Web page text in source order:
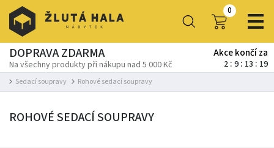
0
DOPRAVA ZDARMA
Na všechny produkty při nákupu nad 5 000 Kč
Akce končí za
2 9 13 17
Sedací soupravy Rohové sedací soupravy
ROHOVÉ SEDACÍ SOUPRAVY